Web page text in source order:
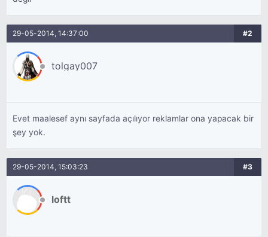
29-05-2014, 14:37:00 #2
tolgay007
Evet maalesef aynı sayfada açılıyor reklamlar ona yapacak bir
şey yok.
29-05-2014, 15:03:23 #3
loftt